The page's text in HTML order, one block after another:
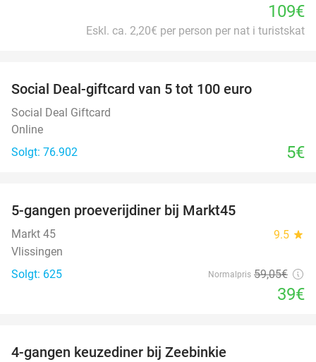
109€
Eskl. ca. 2,20€ per person per nat i turistskat
Social Deal-giftcard van 5 tot 100 euro
Social Deal Giftcard
Online
Solgt: 76.902
5€
5-gangen proeverijdiner bij Markt45
Markt 45 9.5 star
Vlissingen
Solgt: 625
Normalpris 59,05€
39€
4-gangen keuzediner bij Zeebinkie